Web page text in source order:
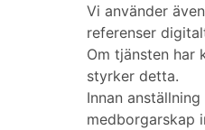
Vi använder
referenser
Om tjänsten har
styrker detta.
Innan
medborgarskap